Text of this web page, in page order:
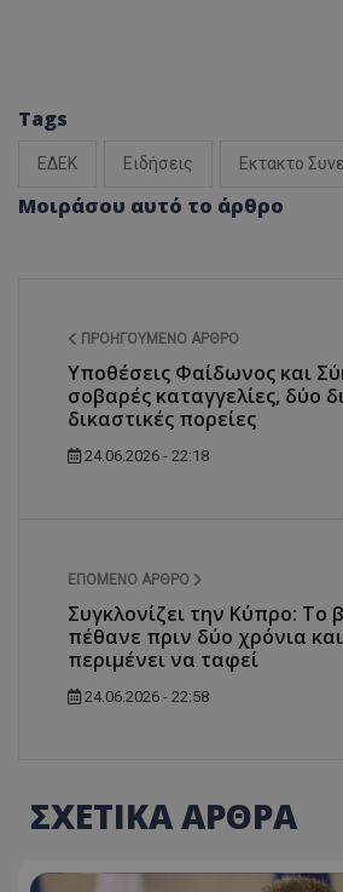
Tags
ΕΔΕΚ Ειδήσεις Εκτακτο
Μοιράσου αυτό το άρθρο
ΠΡΟΗΓΟΎΜΕΝΟ ΆΡΘΡΟ
Υποθέσεις Φαίδωνος και
σοβαρές καταγγελίες, δύο
δικαστικές πορείες
24.06.2026 - 22:18
ΕΠΌΜΕΝΟ ΆΡΘΡΟ
Συγκλονίζει την Κύπρο: Το
πέθανε πριν δύο χρόνια
περιμένει να ταφεί
24.06.2026 - 22:58
ΣΧΕΤΙΚΑ ΑΡΘΡΑ